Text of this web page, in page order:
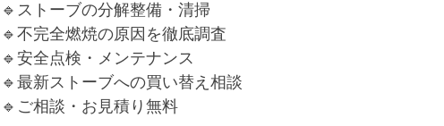
🔹ストーブの分解整備・清掃
🔹不完全燃焼の原因を徹底調査
🔹安全点検・メンテナンス
🔹最新ストーブへの買い替え相談
🔹ご相談・お見積り無料